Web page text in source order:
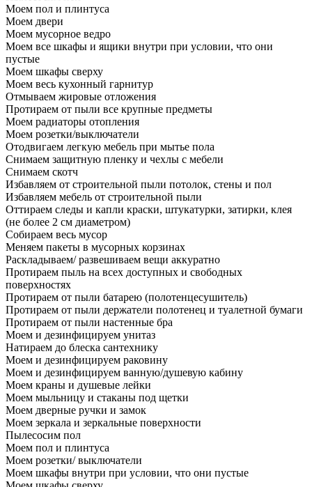
Моем пол и плинтуса
Моем двери
Моем мусорное ведро
Моем все шкафы и ящики внутри при условии, что они
пустые
Моем шкафы сверху
Моем весь кухонный гарнитур
Отмываем жировые отложения
Протираем от пыли все крупные предметы
Моем радиаторы отопления
Моем розетки/выключатели
Отодвигаем легкую мебель при мытье пола
Снимаем защитную пленку и чехлы с мебели
Снимаем скотч
Избавляем от строительной пыли потолок, стены и пол
Избавляем мебель от строительной пыли
Оттираем следы и капли краски, штукатурки, затирки, клея
(не более 2 см диаметром)
Собираем весь мусор
Меняем пакеты в мусорных корзинах
Раскладываем/ развешиваем вещи аккуратно
Протираем пыль на всех доступных и свободных
поверхностях
Протираем от пыли батарею (полотенцесушитель)
Протираем от пыли держатели полотенец и туалетной бумаги
Протираем от пыли настенные бра
Моем и дезинфицируем унитаз
Натираем до блеска сантехнику
Моем и дезинфицируем раковину
Моем и дезинфицируем ванную/душевую кабину
Моем краны и душевые лейки
Моем мыльницу и стаканы под щетки
Моем дверные ручки и замок
Моем зеркала и зеркальные поверхности
Пылесосим пол
Моем пол и плинтуса
Моем розетки/ выключатели
Моем шкафы внутри при условии, что они пустые